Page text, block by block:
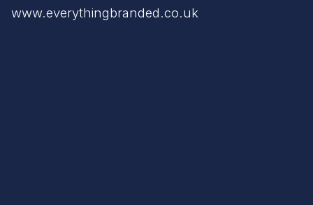
www.everythingbranded.co.uk